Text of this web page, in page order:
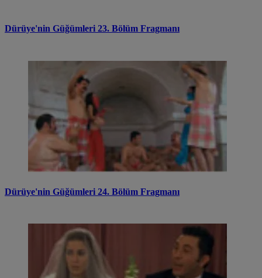
Dürüye'nin Güğümleri 23. Bölüm Fragmanı
Dürüye'nin Güğümleri 24. Bölüm Fragmanı